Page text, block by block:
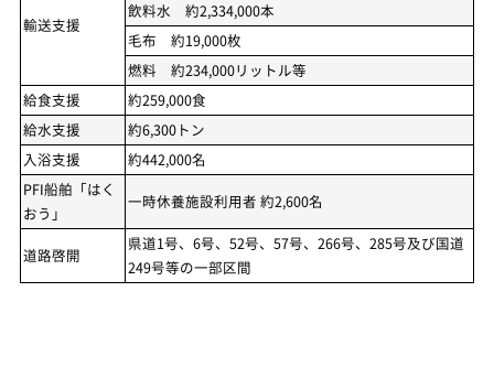
輸送支援
飲料水 約2,334,000本
毛布 約19,000枚
燃料 約234,000リットル等
給食支援
約259,000食
給水支援
約6,300トン
入浴支援
約442,000名
PFI船舶「はく
おう」
一時休養施設利用者 約2,600名
道路啓開
県道1号、6号、52号、57号、266号、285号及び国道
249号等の一部区間